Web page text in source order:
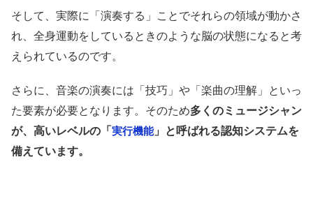
そして、実際に「演奏する」ことでそれらの領域が動かさ
れ、全身運動をしているときのような脳の状態になると考
えられているのです。
さらに、音楽の演奏には「技巧」や「楽曲の理解」といっ
た要素が必要となります。そのため多くのミュージシャン
が、高いレベルの「実行機能」と呼ばれる認知システムを
備えています。